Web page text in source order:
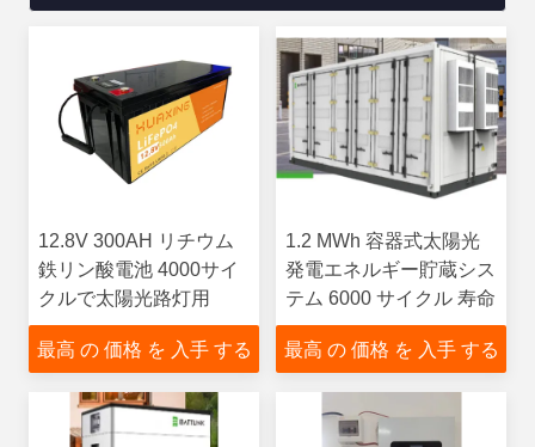
12.8V 300AH リチウム
鉄リン酸電池 4000サイ
クルで太陽光路灯用
最高 の 価格 を 入手 する
1.2 MWh 容器式太陽光
発電エネルギー貯蔵シス
テム 6000 サイクル 寿命
最高 の 価格 を 入手 する